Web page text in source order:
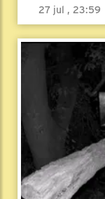
27 jul , 23:59